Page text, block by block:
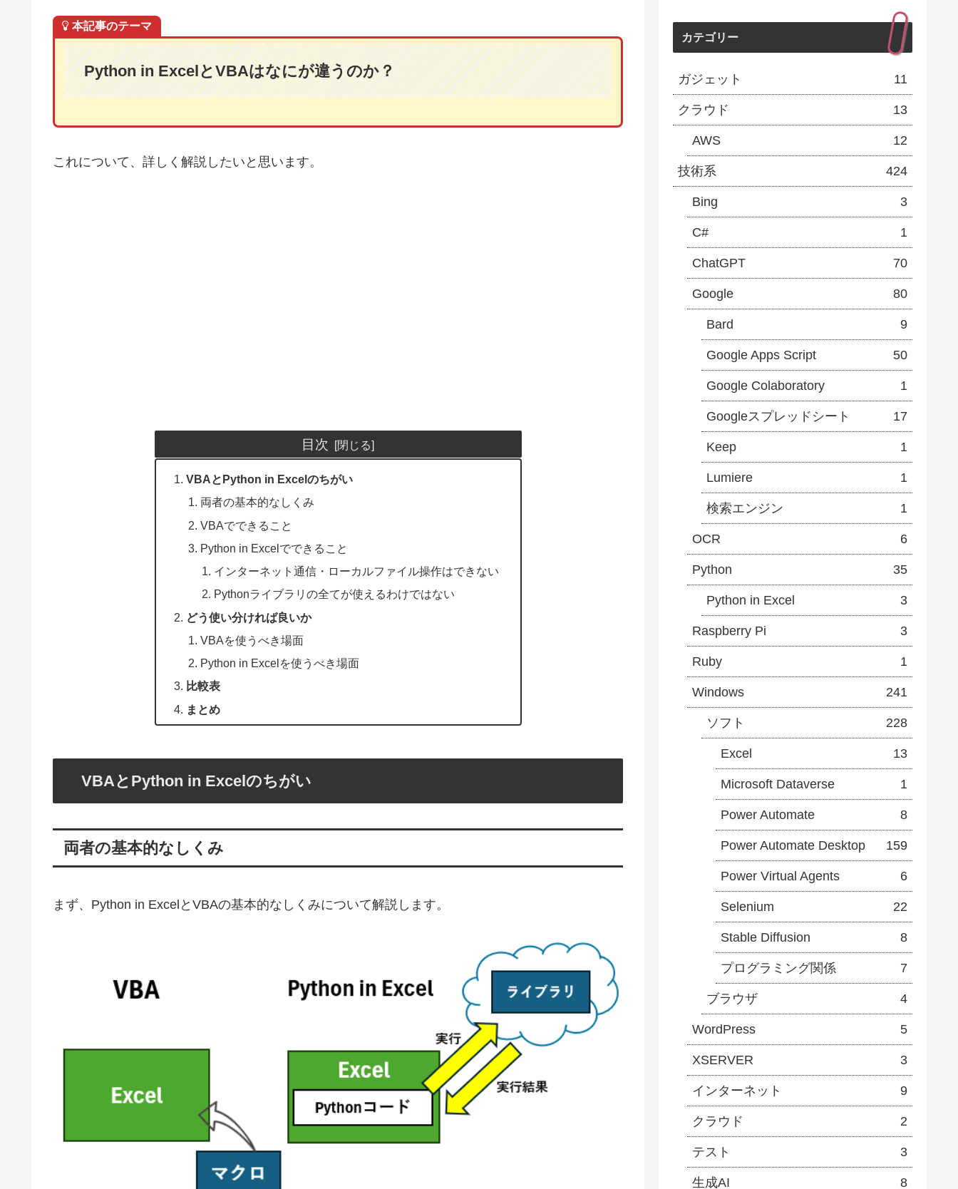
本記事のテーマ
Python in ExcelとVBAはなにが違うのか？
これについて、詳しく解説したいと思います。
目次
VBAとPython in Excelのちがい
両者の基本的なしくみ
VBAでできること
Python in Excelでできること
インターネット通信・ローカルファイル操作はできない
Pythonライブラリの全てが使えるわけではない
どう使い分ければ良いか
VBAを使うべき場面
Python in Excelを使うべき場面
比較表
まとめ
VBAとPython in Excelのちがい
両者の基本的なしくみ
まず、Python in ExcelとVBAの基本的なしくみについて解説します。
カテゴリー
ガジェット 11
クラウド 13
AWS 12
技術系 424
Bing 3
C# 1
ChatGPT 70
Google 80
Bard 9
Google Apps Script 50
Google Colaboratory 1
Googleスプレッドシート 17
Keep 1
Lumiere 1
検索エンジン 1
OCR 6
Python 35
Python in Excel 3
Raspberry Pi 3
Ruby 1
Windows 241
ソフト 228
Excel 13
Microsoft Dataverse 1
Power Automate 8
Power Automate Desktop 159
Power Virtual Agents 6
Selenium 22
Stable Diffusion 8
プログラミング関係 7
ブラウザ 4
WordPress 5
XSERVER 3
インターネット 9
クラウド 2
テスト 3
生成AI 8